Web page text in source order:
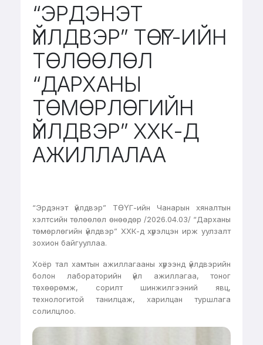
“ЭРДЭНЭТ
ҮЙЛДВЭР” ТӨҮГ-ИЙН
ТӨЛӨӨЛӨЛ
“ДАРХАНЫ
ТӨМӨРЛӨГИЙН
ҮЙЛДВЭР” ХХК-Д
АЖИЛЛАЛАА
“Эрдэнэт үйлдвэр” ТӨҮГ-ийн Чанарын хяналтын
хэлтсийн төлөөлөл өнөөдөр /2026.04.03/ “Дарханы
төмөрлөгийн үйлдвэр” ХХК-д хүрэлцэн ирж уулзалт
зохион байгууллаа.
Хоёр тал хамтын ажиллагааны хүрээнд үйлдвэрийн
болон лабораторийн үйл ажиллагаа, тоног
төхөөрөмж, сорилт шинжилгээний явц,
технологитой танилцаж, харилцан туршлага
солилцлоо.